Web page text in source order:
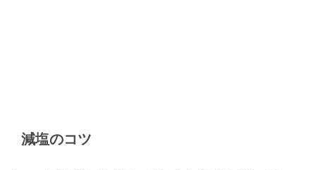
減塩のコツ